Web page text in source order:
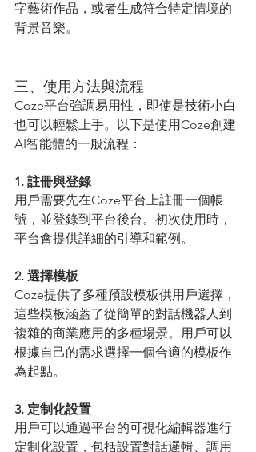
字藝術作品，或者生成符合特定情境的
背景音樂。
三、使用方法與流程
Coze平台強調易用性，即使是技術小白
也可以輕鬆上手。以下是使用Coze創建
AI智能體的一般流程：
1. 註冊與登錄
用戶需要先在Coze平台上註冊一個帳
號，並登錄到平台後台。初次使用時，
平台會提供詳細的引導和範例。
2. 選擇模板
Coze提供了多種預設模板供用戶選擇，
這些模板涵蓋了從簡單的對話機器人到
複雜的商業應用的多種場景。用戶可以
根據自己的需求選擇一個合適的模板作
為起點。
3. 定制化設置
用戶可以通過平台的可視化編輯器進行
定制化設置，包括設置對話邏輯、調用